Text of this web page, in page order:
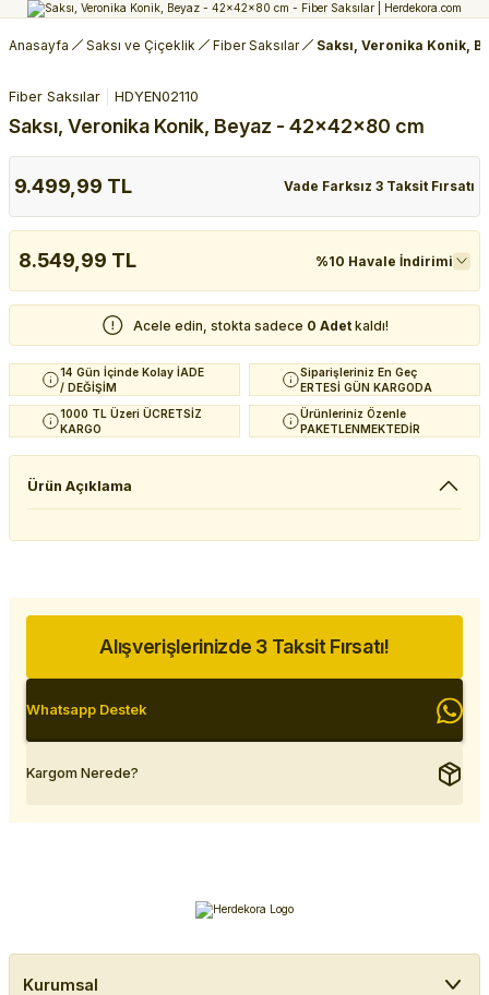
Anasayfa Saksı ve Çiçeklik Fiber Saksılar Saksı, Veronika Konik,
Fiber Saksılar HDYEN02110
Saksı, Veronika Konik, Beyaz - 42x42x80 cm
9.499,99 TL Vade Farksız 3 Taksit Fırsatı
8.549,99 TL %10 Havale İndirimi
Acele edin, stokta sadece 0 Adet kaldı!
14 Gün İçinde Kolay İADE
/ DEĞİŞİM
Siparişleriniz En Geç
ERTESİ GÜN KARGODA
1000 TL Üzeri ÜCRETSİZ
KARGO
Ürünleriniz Özenle
PAKETLENMEKTEDİR
Ürün Açıklama
Alışverişlerinizde 3 Taksit Fırsatı!
Whatsapp Destek
Kargom Nerede?
Kurumsal